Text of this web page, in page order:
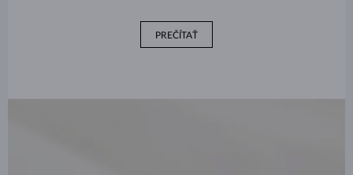
PREČÍTAŤ